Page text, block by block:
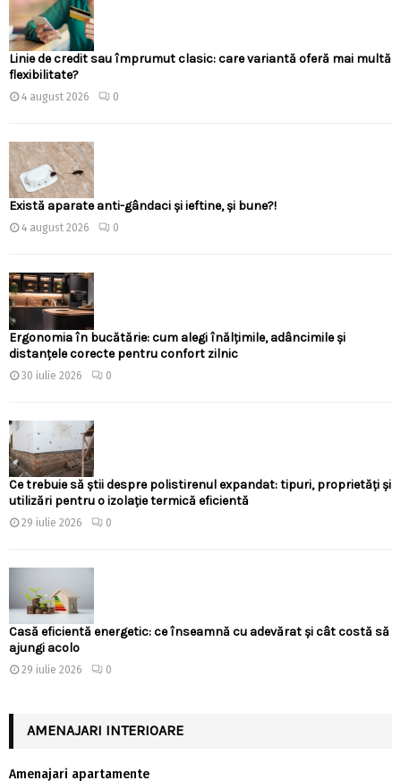
Linie de credit sau împrumut clasic: care variantă oferă mai multă
flexibilitate?
4 august 2026 0
Există aparate anti-gândaci și ieftine, și bune?!
4 august 2026 0
Ergonomia în bucătărie: cum alegi înălțimile, adâncimile și
distanțele corecte pentru confort zilnic
30 iulie 2026 0
Ce trebuie să știi despre polistirenul expandat: tipuri, proprietăți și
utilizări pentru o izolație termică eficientă
29 iulie 2026 0
Casă eficientă energetic: ce înseamnă cu adevărat și cât costă să
ajungi acolo
29 iulie 2026 0
AMENAJARI INTERIOARE
Amenajari apartamente